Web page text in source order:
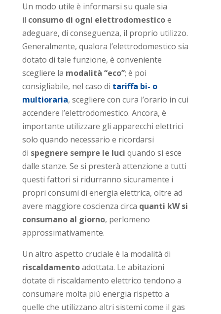
Un modo utile è informarsi su quale sia
il consumo di ogni elettrodomesticoe
adeguare, di conseguenza, il proprio utilizzo.
Generalmente, qualora l’elettrodomestico sia
dotato di tale funzione, è conveniente
scegliere la modalità “eco”; è poi
consigliabile, nel caso di tariffa bi- o
multioraria, scegliere con cura l’orario in cui
accendere l’elettrodomestico. Ancora, è
importante utilizzare gli apparecchi elettrici
solo quando necessario e ricordarsi
di spegnere sempre le luci quando si esce
dalle stanze. Se si presterà attenzione a tutti
questi fattori si ridurranno sicuramente i
propri consumi di energia elettrica, oltre ad
avere maggiore coscienza circa quanti kW si
consumano al giorno, perlomeno
approssimativamente.
Un altro aspetto cruciale è la modalità di
riscaldamentoadottata. Le abitazioni
dotate di riscaldamento elettrico tendono a
consumare molta più energia rispetto a
quelle che utilizzano altri sistemi come il gas